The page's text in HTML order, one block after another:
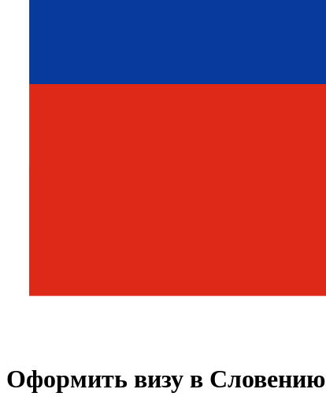
Оформить визу в Словению